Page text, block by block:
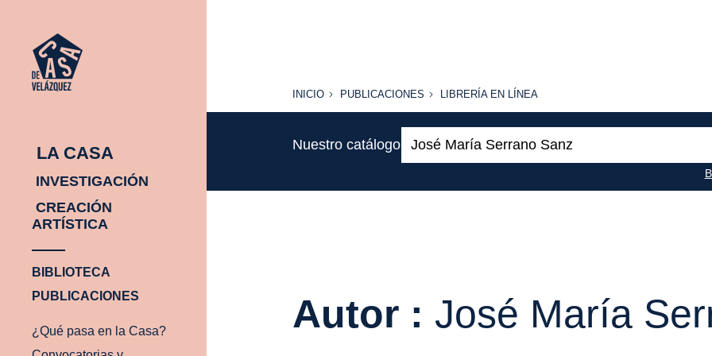
LA CASA
INVESTIGACIÓN
CREACIÓN
ARTÍSTICA
BIBLIOTECA
PUBLICACIONES
¿Qué pasa en la Casa?
INICIO
INICIO PUBLICACIONES
PUBLICACIONES
LIBRERÍA
LÍNEA
LIBRERÍA EN LÍNEA
Nuestro catálogo
Autor : José María